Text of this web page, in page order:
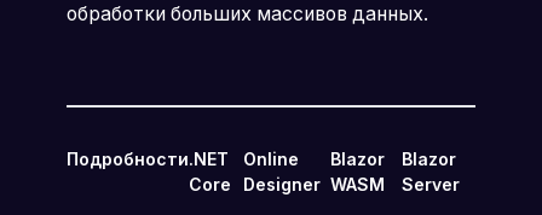
обработки больших массивов данных.
Подробности.NET
Core
Online
Designer
Blazor
WASM
Blazor
Server